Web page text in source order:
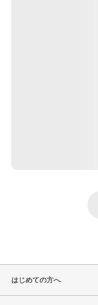
はじめての方へ